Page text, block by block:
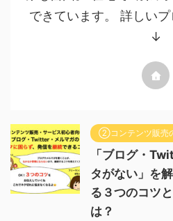
できています。 詳しい
↓
②コンテンツ販売
「ブログ・
タがない」を
る３つのコツ
は？